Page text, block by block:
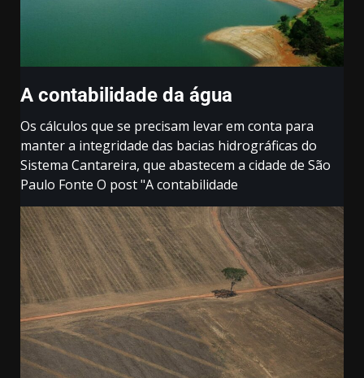
A contabilidade da água
Os cálculos que se precisam levar em conta para
manter a integridade das bacias hidrográficas do
Sistema Cantareira, que abastecem a cidade de São
Paulo Fonte O post "A contabilidade